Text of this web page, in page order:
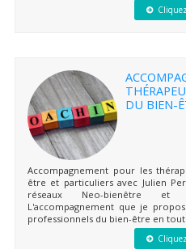
DU BIEN-
Accompagnement pour les
être et particuliers avec Julien
réseaux Neo-bienêtre et
L'accompagnement que je
professionnels du bien-être en tout